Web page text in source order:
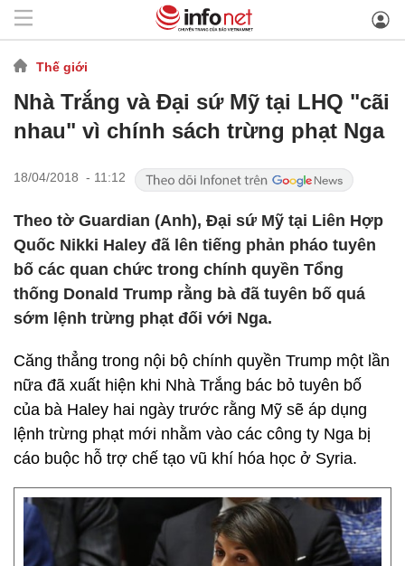
Thế giới
Nhà Trắng và Đại sứ Mỹ tại LHQ "cãi
nhau" vì chính sách trừng phạt Nga
18/04/2018 - 11:12
Theo tờ Guardian (Anh), Đại sứ Mỹ tại Liên Hợp
Quốc Nikki Haley đã lên tiếng phản pháo tuyên
bố các quan chức trong chính quyền Tổng
thống Donald Trump rằng bà đã tuyên bố quá
sớm lệnh trừng phạt đối với Nga.
Căng thẳng trong nội bộ chính quyền Trump một lần
nữa đã xuất hiện khi Nhà Trắng bác bỏ tuyên bố
của bà Haley hai ngày trước rằng Mỹ sẽ áp dụng
lệnh trừng phạt mới nhằm vào các công ty Nga bị
cáo buộc hỗ trợ chế tạo vũ khí hóa học ở Syria.